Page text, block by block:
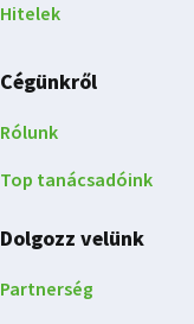
Hitelek
Cégünkről
Rólunk
Top tanácsadóink
Dolgozz velünk
Partnerség